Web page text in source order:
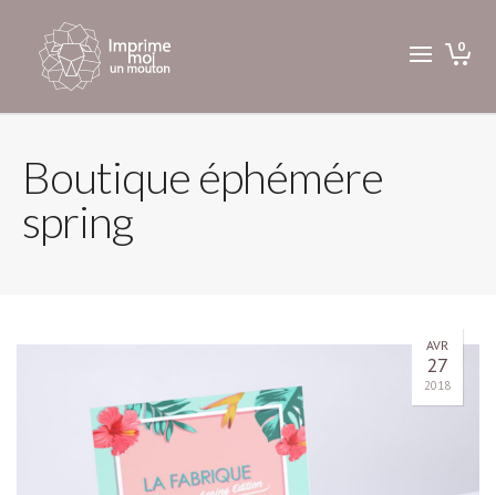
0
Boutique éphémére
spring
AVR
27
2018